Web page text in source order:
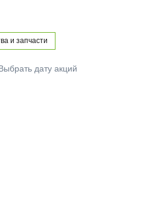
и запчасти
дату акций